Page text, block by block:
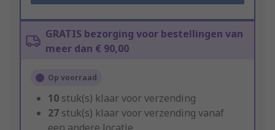
GRATIS bezorging voor bestellingen van
meer dan € 90,00
Op voorraad
10 stuk(s) klaar voor verzending
27 stuk(s) klaar voor verzending vanaf